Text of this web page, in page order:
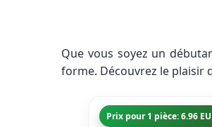
Que vous soyez un
forme. Découvrez le plaisir
Prix pour 1 pièce: 6.96